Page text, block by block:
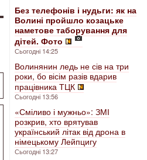
Без телефонів і нудьги: як на
Волині пройшло козацьке
наметове таборування для
дітей. Фото
Сьогодні 14:25
Волинянин ледь не сів на три
роки, бо вісім разів вдарив
працівника ТЦК
Сьогодні 13:56
«Сміливо і мужньо»: ЗМІ
розкрив, хто врятував
український літак від дрона в
німецькому Лейпцигу
Сьогодні 13:27